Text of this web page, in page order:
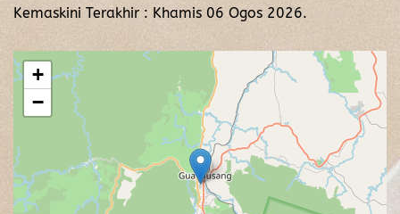
Kemaskini Terakhir : Khamis 06 Ogos 2026.
+
−